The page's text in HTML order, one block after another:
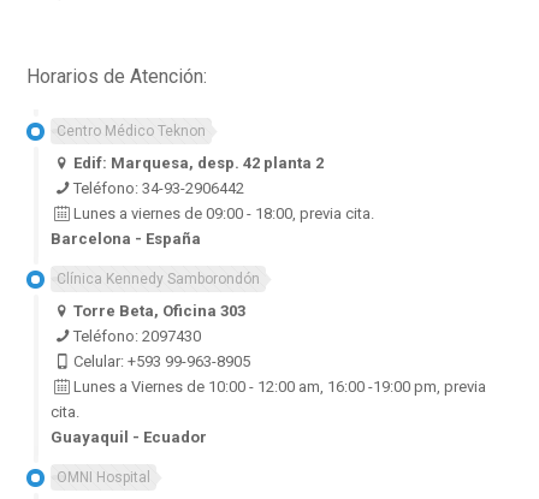
Horarios de Atención:
Centro Médico Teknon
Edif: Marquesa, desp. 42 planta 2
Teléfono: 34-93-2906442
Lunes a viernes de 09:00 - 18:00, previa cita.
Barcelona - España
Clínica Kennedy Samborondón
Torre Beta, Oficina 303
Teléfono: 2097430
Celular: +593 99-963-8905
Lunes a Viernes de 10:00 - 12:00 am, 16:00 -19:00 pm, previa
cita.
Guayaquil - Ecuador
OMNI Hospital